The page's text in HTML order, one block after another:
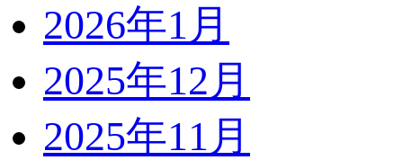
2026年1月
2025年12月
2025年11月